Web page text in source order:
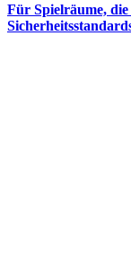
Für Spielräume, die